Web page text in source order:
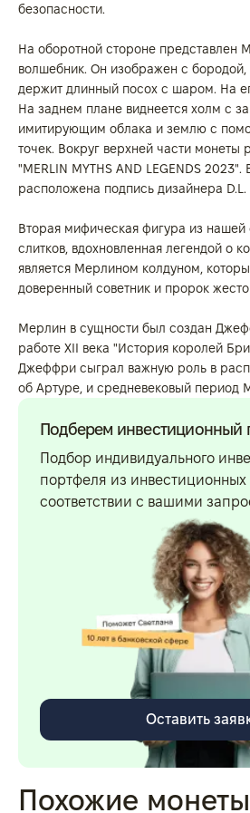
безопасности.
На оборотной стороне представлен
волшебник. Он изображен с
держит длинный посох с шаром. На
На заднем плане виднеется холм с
имитирующим облака и землю с
точек. Вокруг верхней части
"MERLIN MYTHS AND LEGENDS
расположена подпись дизайнера
Вторая мифическая фигура из
слитков, вдохновленная легендой о
является Мерлином колдуном,
доверенный советник и пророк
Мерлин в сущности был создан
работе XII века "История королей
Джеффри сыграл важную роль в
об Артуре, и средневековый период
Подберем инвестиционный
Подбор индивидуального
портфеля из инвестиционных
соответствии с вашими
Оставить
Похожие монеты